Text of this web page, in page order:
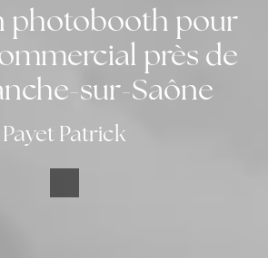
photobooth pour
près de
sur-Saône
Payet Patrick